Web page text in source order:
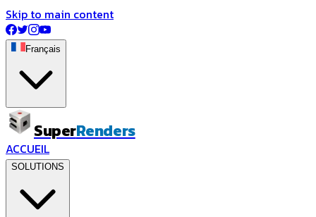
Skip to main content
Français
SuperRenders
ACCUEIL
SOLUTIONS